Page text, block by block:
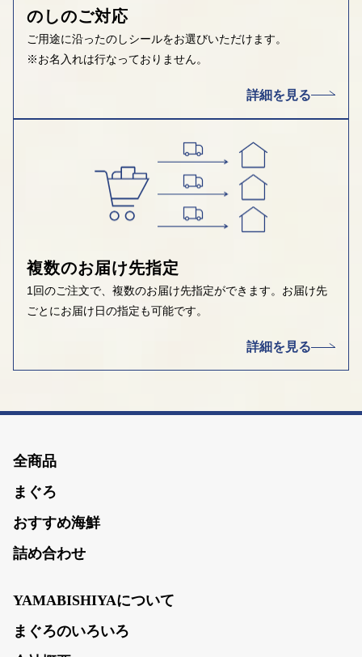
のしのご対応
ご用途に沿ったのしシールをお選びいただけます。
※お名入れは行なっておりません。
詳細を見る
複数のお届け先指定
1回のご注文で、複数のお届け先指定ができます。お届け先
ごとにお届け日の指定も可能です。
詳細を見る
全商品
まぐろ
おすすめ海鮮
詰め合わせ
YAMABISHIYAについて
まぐろのいろいろ